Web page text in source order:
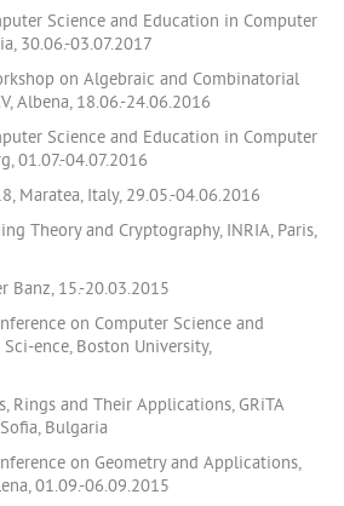
Science and Education in Computer
30.06.-03.07.2017
on Algebraic and Combinatorial
Albena, 18.06.-24.06.2016
Science and Education in Computer
01.07.-04.07.2016
Maratea, Italy, 29.05.-04.06.2016
Theory and Cryptography, INRIA, Paris,
Banz, 15.-20.03.2015
on Computer Science and
ence, Boston University,
Rings and Their Applications, GRiTA
Bulgaria
on Geometry and Applications,
01.09.-06.09.2015